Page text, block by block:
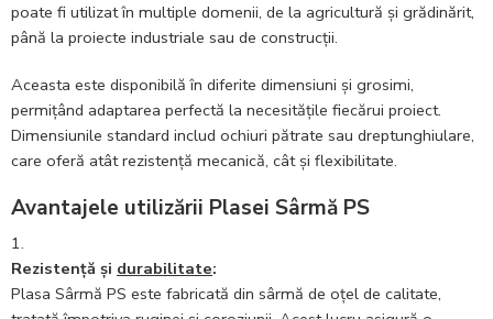
poate fi utilizat în multiple domenii, de la agricultură și grădinărit,
până la proiecte industriale sau de construcții.
Aceasta este disponibilă în diferite dimensiuni și grosimi,
permițând adaptarea perfectă la necesitățile fiecărui proiect.
Dimensiunile standard includ ochiuri pătrate sau dreptunghiulare,
care oferă atât rezistență mecanică, cât și flexibilitate.
Avantajele utilizării Plasei Sârmă PS
Rezistență și durabilitate:
Plasa Sârmă PS este fabricată din sârmă de oțel de calitate,